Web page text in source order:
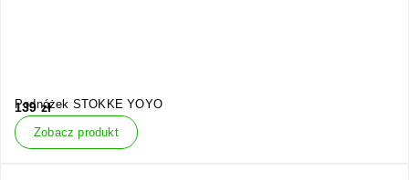
Podnóżek STOKKE YOYO
139zł
Zobacz produkt